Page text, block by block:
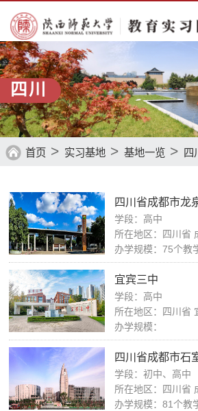
四川
首页 > 实习基地 > 基地一览 > 四
基地留音
四川省成都市龙
学段：高中
所在地区：四川省
办学规模：75个教
宜宾三中
学段：高中
所在地区：四川省
办学规模：
四川省成都市石
学段：初中、高中
所在地区：四川省
办学规模：81个教